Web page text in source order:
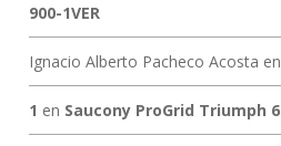
900-1VER
Ignacio Alberto Pacheco Acosta en
1 en Saucony ProGrid Triumph 6